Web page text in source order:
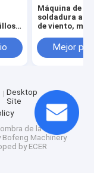
Máquina de
soldadura a
de viento,
cremallera de
pantalla,
Mejor
Desktop
Site
de la miel
Bofeng Machinery
by ECER